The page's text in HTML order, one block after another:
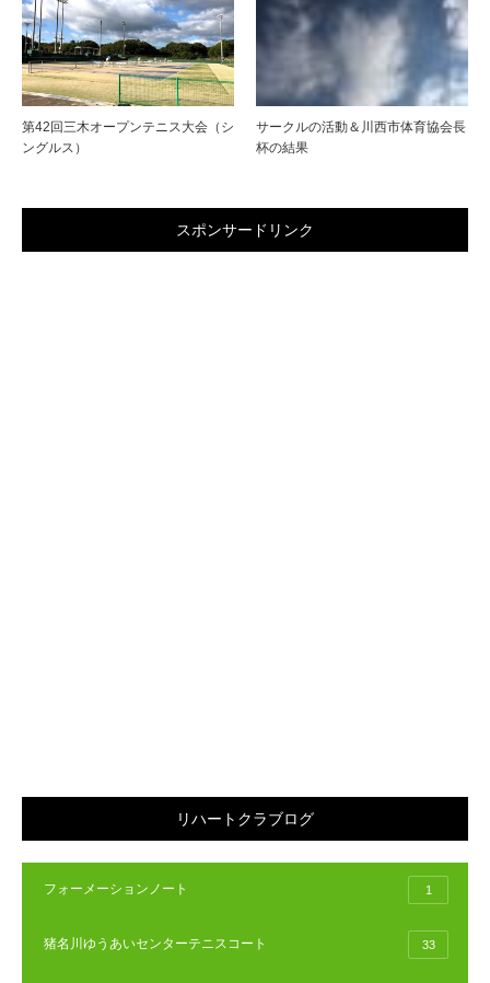
第42回三木オープンテニス大会（シ
ングルス）
サークルの活動＆川西市体育協会長
杯の結果
スポンサードリンク
リハートクラブログ
フォーメーションノート 1
猪名川ゆうあいセンターテニスコート 33